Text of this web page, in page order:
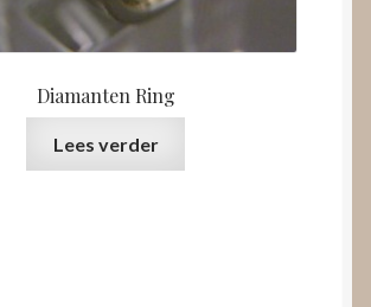
Diamanten Ring
Lees verder